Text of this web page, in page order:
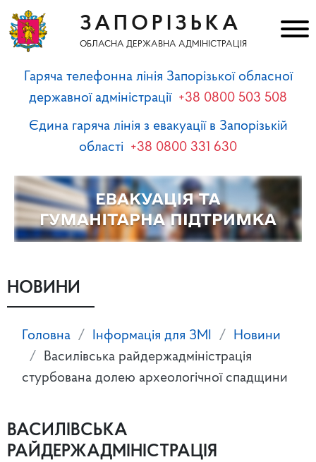
ЗАПОРІЗЬКА
ОБЛАСНА ДЕРЖАВНА АДМІНІСТРАЦІЯ
Гаряча телефонна лінія Запорізької обласної
державної адміністрації +38 0800 503 508
Єдина гаряча лінія з евакуації в Запорізькій
області +38 0800 331 630
НОВИНИ
Головна Інформація для ЗМІ
Новини
Василівська райдержадміністрація
стурбована долею археологічної спадщини
ВАСИЛІВСЬКА
РАЙДЕРЖАДМІНІСТРАЦІЯ